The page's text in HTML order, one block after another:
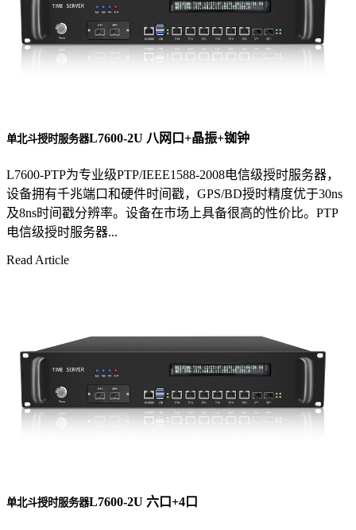
单北斗授时服务器L7600-2U 八网口+晶振+铷钟
L7600-PTP为专业级PTP/IEEE1588-2008电信级授时服务器，
设备拥有千兆端口和硬件时间戳，GPS/BD授时精度优于30ns
及8ns时间戳分辨率。设备在市场上具备很高的性价比。PTP
电信级授时服务器...
Read Article
单北斗授时服务器L7600-2U 六口+4口